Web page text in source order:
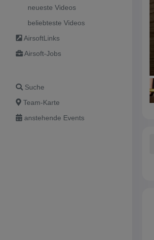
neueste Videos
beliebteste Videos
AirsoftLinks
Airsoft-Jobs
Suche
Team-Karte
anstehende Events